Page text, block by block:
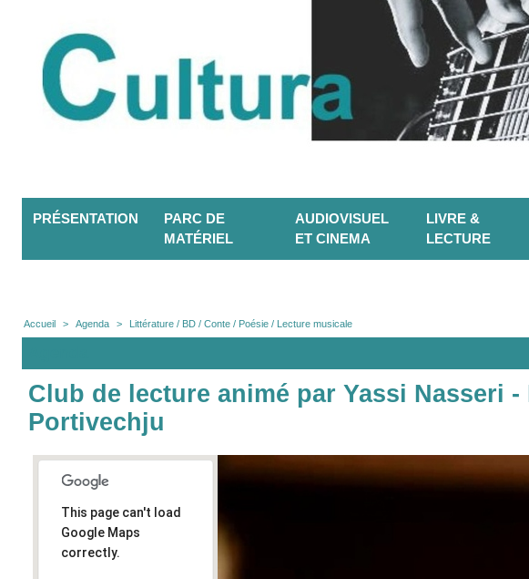
PRÉSENTATION
PARC DE
MATÉRIEL
AUDIOVISUEL
ET CINEMA
LIVRE &
LECTURE
Accueil > Agenda > Littérature / BD / Conte / Poésie / Lecture musicale
Club de lecture animé par Yassi Nasseri
Portivechju
This page can't load
Google Maps
correctly.